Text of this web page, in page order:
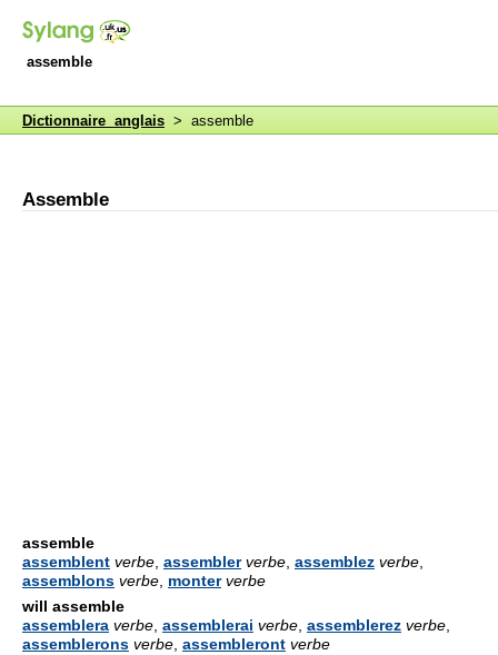
assemble
Dictionnaire anglais > assemble
Assemble
assemble
assemblent verbe assembler verbe assemblez verbe
assemblons verbe monter verbe
will assemble
assemblera verbe, assemblerai verbe, assemblerez verbe,
assemblerons verbe, assembleront verbe